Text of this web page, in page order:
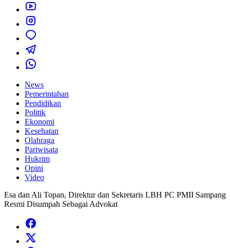
News
Pemerintahan
Pendidikan
Politik
Ekonomi
Kesehatan
Olahraga
Pariwisata
Hukrim
Opini
Video
Esa dan Ali Topan, Direktur dan Sekretaris LBH PC PMII Sampang
Resmi Disumpah Sebagai Advokat